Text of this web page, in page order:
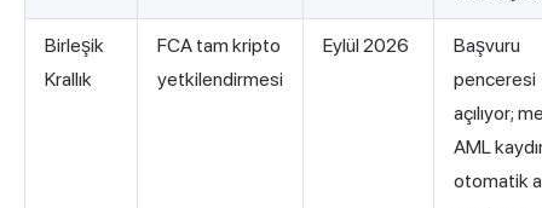
Birleşik
Krallık
FCA tam kripto
yetkilendirmesi
Eylül 2026
Başvuru
penceresi
açılıyor;
AML
otomatik